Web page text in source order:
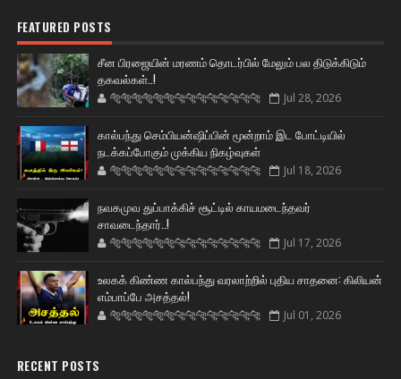
FEATURED POSTS
சீன பிரஜையின் மரணம் தொடர்பில் மேலும் பல திடுக்கிடும்
தகவல்கள்..!
🐅🐅🐅🐅🐅🐅🐆🐆🐆🐆🐆🐆🐆🐆 Jul 28, 2026
கால்பந்து செம்பியன்ஷிப்பின் மூன்றாம் இட போட்டியில்
நடக்கப்போகும் முக்கிய நிகழ்வுகள்
🐅🐅🐅🐅🐅🐅🐆🐆🐆🐆🐆🐆🐆🐆 Jul 18, 2026
நவகமுவ துப்பாக்கிச் சூட்டில் காயமடைந்தவர்
சாவடைந்தார்..!
🐅🐅🐅🐅🐅🐅🐆🐆🐆🐆🐆🐆🐆🐆 Jul 17, 2026
உலகக் கிண்ண கால்பந்து வரலாற்றில் புதிய சாதனை: கிலியன்
எம்பாப்பே அசத்தல்!
🐅🐅🐅🐅🐅🐅🐆🐆🐆🐆🐆🐆🐆🐆 Jul 01, 2026
RECENT POSTS